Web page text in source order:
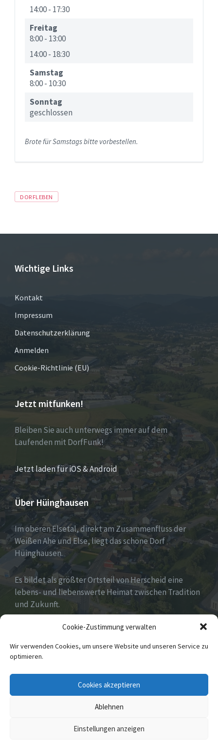
Cookie-Zustimmung verwalten
Wir verwenden Cookies, um unsere Website und unseren Service zu
optimieren.
Cookies akzeptieren
Ablehnen
Einstellungen anzeigen
14:00- 17:30
Freitag
8:00- 13:00
14:00- 18:30
Samstag
8:00- 10:30
Sonntag
geschlossen
Brote für Samstags bitte vorbestellen.
Tags
DORFLEBEN
Wichtige Links
Kontakt
Impressum
Datenschutzerklärung
Anmelden
Cookie-Richtlinie (EU)
Jetzt mitfunken!
Bleiben Sie auch unterwegs immer auf dem
Laufenden mit DorfFunk!
Jetzt laden für iOS & Android
Über Hüinghausen
Im oberen Elsetal, direkt am Zusammenfluss der
Weißen Ahe und Else, liegt das schöne Dorf
Hüinghausen.
Es bildet als größter Ortsteil von Herscheid eine
lebens- und liebenswerte Heimat zwischen Tradition
und Zukunft.
Viel hat es zu bieten und zu entdecken…Seid
gespannt!